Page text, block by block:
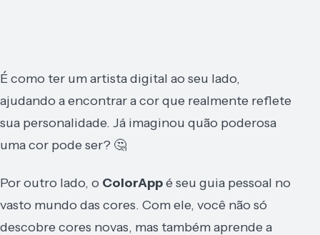
É como ter um artista digital ao seu lado,
ajudando a encontrar a cor que realmente reflete
sua personalidade. Já imaginou quão poderosa
uma cor pode ser? 🤔
Por outro lado, o ColorAppé seu guia pessoal no
vasto mundo das cores. Com ele, você não só
descobre cores novas, mas também aprende a